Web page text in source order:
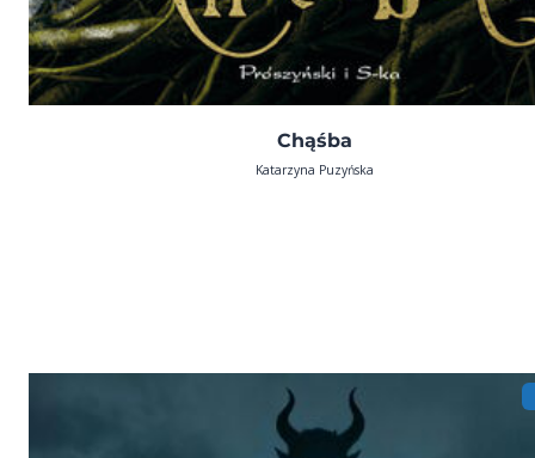
Chąśba
Katarzyna Puzyńska